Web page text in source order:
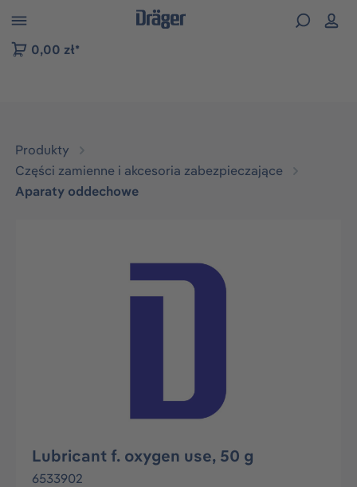
do nawigacji na platformie B2B
0,00 zł*
Produkty
Części zamienne i akcesoria zabezpieczające
Aparaty oddechowe
Pomiń galerię zdjęć
Lubricant f. oxygen use, 50 g
6533902